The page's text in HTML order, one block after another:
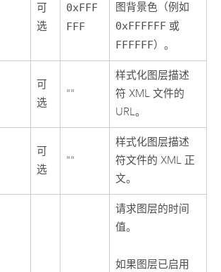
可
选
0xFFF
FFF
图背景色（例如
0xFFFFFF 或
FFFFFF）。
可
选
""
样式化图层描述
符 XML 文件的
URL。
可
选
""
样式化图层描述
符文件的 XML 正
文。
请求图层的时间
值。
如果图层已启用